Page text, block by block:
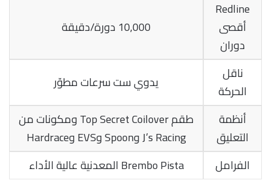
Redline
أقصى
دوران
10,000 دورة/دقيقة
ناقل
الحركة
يدوي ست سرعات مطوّر
أنظمة
التعليق
طقم Top Secret Coilover ومكونات من
J’s Racing وSpoon وEVS وHardrace
الفرامل
Brembo Pista المعدنية عالية الأداء